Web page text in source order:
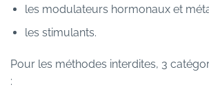
les modulateurs hormonaux et
les stimulants.
Pour les méthodes interdites, 3
: